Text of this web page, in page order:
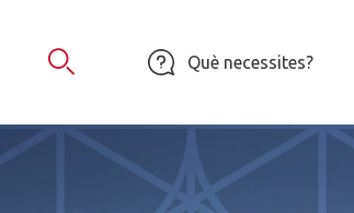
Obrir Cercador
Què necessites?